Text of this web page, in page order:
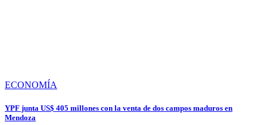
ECONOMÍA
YPF junta US$ 405 millones con la venta de dos campos maduros en
Mendoza